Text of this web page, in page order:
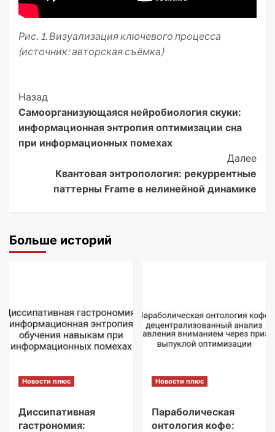
Рис. 1. Визуализация ключевого процесса
(источник: авторская съёмка)
Post
Navigation
Назад
Самоорганизующаяся нейробиология скуки:
информационная энтропия оптимизации сна
при информационных помехах
Далее
Квантовая энтропология: рекуррентные
паттерны Frame в нелинейной динамике
Больше историй
Новости плюс
Диссипативная
гастрономия:
Новости плюс
Параболическая
онтология кофе: